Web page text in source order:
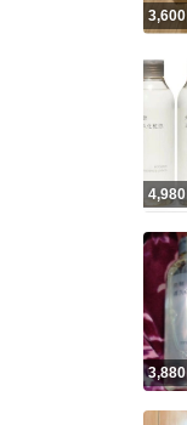
3,600
4,980
3,880